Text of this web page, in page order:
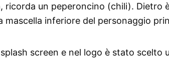
ricorda un peperoncino (chili). Dietro
mascella inferiore del personaggio
screen e nel logo è stato